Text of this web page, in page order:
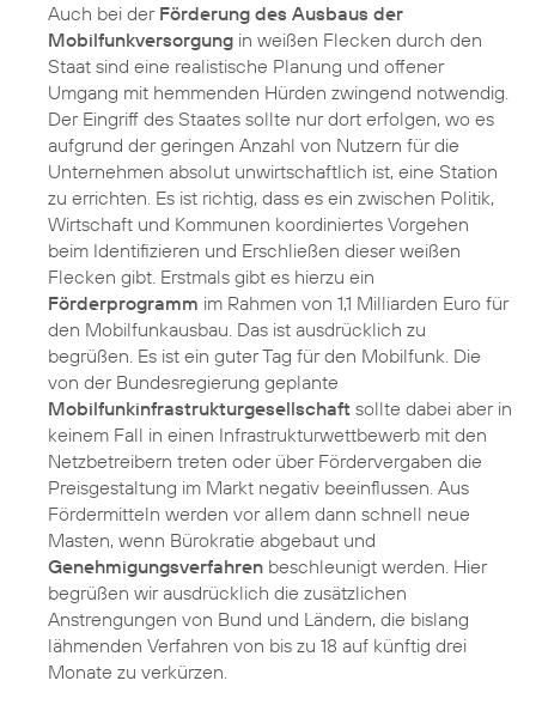
Auch bei der Förderung des Ausbaus der
Mobilfunkversorgung in weißen Flecken durch den
Staat sind eine realistische Planung und offener
Umgang mit hemmenden Hürden zwingend notwendig.
Der Eingriff des Staates sollte nur dort erfolgen, wo es
aufgrund der geringen Anzahl von Nutzern für die
Unternehmen absolut unwirtschaftlich ist, eine Station
zu errichten. Es ist richtig, dass es ein zwischen Politik,
Wirtschaft und Kommunen koordiniertes Vorgehen
beim Identifizieren und Erschließen dieser weißen
Flecken gibt. Erstmals gibt es hierzu ein
Förderprogramm im Rahmen von 1,1 Milliarden Euro für
den Mobilfunkausbau. Das ist ausdrücklich zu
begrüßen. Es ist ein guter Tag für den Mobilfunk. Die
von der Bundesregierung geplante
Mobilfunkinfrastrukturgesellschaft sollte dabei aber in
keinem Fall in einen Infrastrukturwettbewerb mit den
Netzbetreibern treten oder über Fördervergaben die
Preisgestaltung im Markt negativ beeinflussen. Aus
Fördermitteln werden vor allem dann schnell neue
Masten, wenn Bürokratie abgebaut und
Genehmigungsverfahren beschleunigt werden. Hier
begrüßen wir ausdrücklich die zusätzlichen
Anstrengungen von Bund und Ländern, die bislang
lähmenden Verfahren von bis zu 18 auf künftig drei
Monate zu verkürzen.